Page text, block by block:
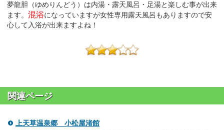
夢龍胆（ゆめりんどう）は内湯・露天風呂・足湯と楽しむ事が出来
ます。 混浴になっていますが女性専用露天風呂もありますので安
心して入浴が出来ますよね！
関連ページ
上天草温泉郷 小松屋渚館